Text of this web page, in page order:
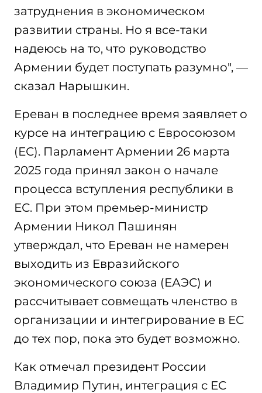
затруднения в экономическом
развитии страны. Но я все-таки
надеюсь на то, что руководство
Армении будет поступать разумно", —
сказал Нарышкин.
Ереван в последнее время заявляет о
курсе на интеграцию с Евросоюзом
(ЕС). Парламент Армении 26 марта
2025 года принял закон о начале
процесса вступления республики в
ЕС. При этом премьер-министр
Армении Никол Пашинян
утверждал, что Ереван не намерен
выходить из Евразийского
экономического союза (ЕАЭС) и
рассчитывает совмещать членство в
организации и интегрирование в ЕС
до тех пор, пока это будет возможно.
Как отмечал президент России
Владимир Путин, интеграция с ЕС